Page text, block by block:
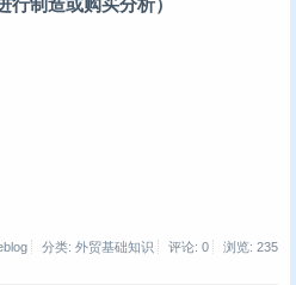
行制造或购买分析）
分类: 外贸基础知识 评论: 0 浏览: 235